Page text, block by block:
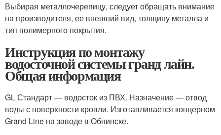
Выбирая металлочерепицу, следует обращать внимание
на производителя, ее внешний вид, толщину металла и
тип полимерного покрытия.
Инструкция по монтажу
водосточной системы гранд лайн.
Общая информация
GL Стандарт — водосток из ПВХ. Назначение — отвод
воды с поверхности кровли. Изготавливается концерном
Grand Line на заводе в Обнинске.